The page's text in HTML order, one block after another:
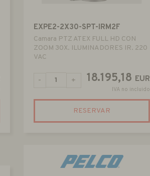
EXPE2-2X30-SPT-IRM2F
Camara PTZ ATEX FULL HD CON
ZOOM 30X. ILUMINADORES IR. 220
VAC
18.195,18 EUR
IVA no incluido
- +
RESERVAR